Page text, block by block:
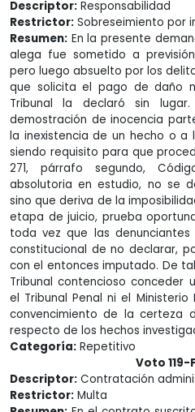
Descriptor: Responsabilidad
Restrictor: Sobreseimiento por
Resumen: En la presente
alega fue sometido a
pero luego absuelto por los
que solicita el pago de daño
Tribunal la declaró sin
demostración de inocencia
la inexistencia de un hecho o a
siendo requisito para que
271, párrafo segundo,
absolutoria en estudio, no se
sino que deriva de la
etapa de juicio, prueba
toda vez que las
constitucional de no declarar,
con el entonces imputado. De
Tribunal contencioso conceder
el Tribunal Penal ni el
convencimiento de la certeza
respecto de los hechos
Categoría: Repetitivo
Voto 119-
Descriptor: Contratación
Restrictor: Multa